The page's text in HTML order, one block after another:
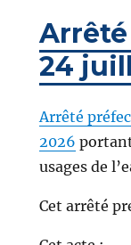
24
Arrêté
2026
usages de
Cet arrêté